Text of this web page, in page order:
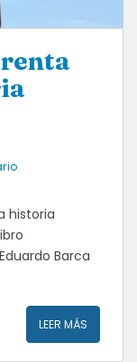
historia
Barca
LEER MÁS